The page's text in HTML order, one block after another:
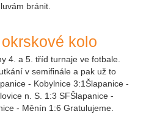
bránit.
kolo
4. a 5. tříd turnaje ve fotbale.
v semifinále a pak už to
- Kobylnice 3:1Šlapanice -
n. S. 1:3 SFŠlapanice -
- Měnín 1:6 Gratulujeme.